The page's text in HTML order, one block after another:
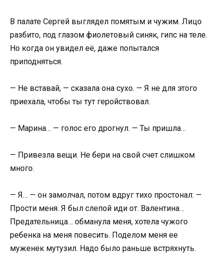
В палате Сергей выглядел помятым и чужим. Лицо
разбито, под глазом фиолетовый синяк, гипс на теле.
Но когда он увидел её, даже попытался
приподняться.
— Не вставай, — сказала она сухо. — Я не для этого
приехала, чтобы ты тут геройствовал.
— Марина… — голос его дрогнул. — Ты пришла…
— Привезла вещи. Не бери на свой счет слишком
много.
— Я… — он замолчал, потом вдруг тихо простонал: —
Прости меня. Я был слепой иди от. Валентина…
Предательница… обманула меня, хотела чужого
ребенка на меня повесить. Поделом меня ее
муженек мутузил. Надо было раньше встряхнуть.